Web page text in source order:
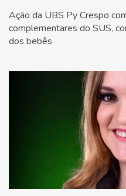
Ação da UBS Py Crespo
complementares do SUS,
dos bebês